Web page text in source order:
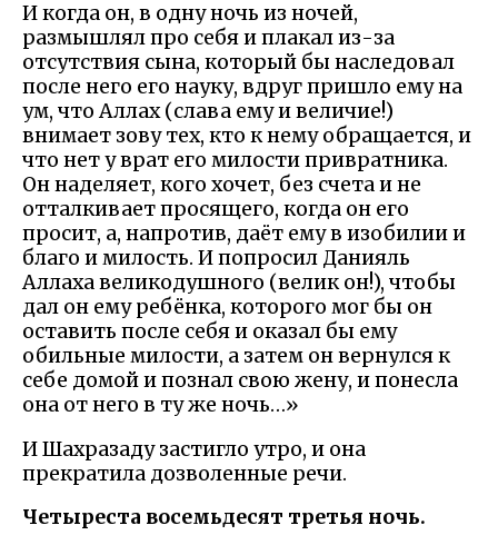
И когда он, в одну ночь из ночей,
размышлял про себя и плакал из-за
отсутствия сына, который бы наследовал
после него его науку, вдруг пришло ему на
ум, что Аллах (слава ему и величие!)
внимает зову тех, кто к нему обращается, и
что нет у врат его милости привратника.
Он наделяет, кого хочет, без счета и не
отталкивает просящего, когда он его
просит, а, напротив, даёт ему в изобилии и
благо и милость. И попросил Данияль
Аллаха великодушного (велик он!), чтобы
дал он ему ребёнка, которого мог бы он
оставить после себя и оказал бы ему
обильные милости, а затем он вернулся к
себе домой и познал свою жену, и понесла
она от него в ту же ночь…»
И Шахразаду застигло утро, и она
прекратила дозволенные речи.
Четыреста восемьдесят третья ночь.